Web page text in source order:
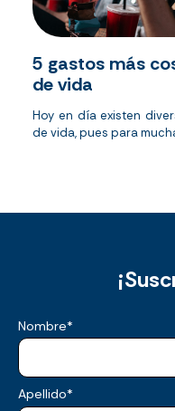
5 gastos más
de vida
Hoy en día existen
de vida, pues para
Nombre*
Apellido*